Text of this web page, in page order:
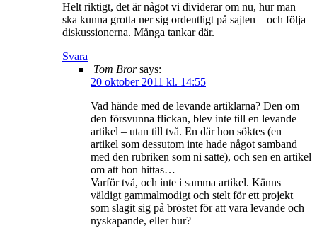
Helt riktigt, det är något vi dividerar om nu, hur man
ska kunna grotta ner sig ordentligt på sajten – och följa
diskussionerna. Många tankar där.
Svara
Tom Bror says:
20 oktober 2011 kl. 14:55
Vad hände med de levande artiklarna? Den om
den försvunna flickan, blev inte till en levande
artikel – utan till två. En där hon söktes (en
artikel som dessutom inte hade något samband
med den rubriken som ni satte), och sen en artikel
om att hon hittas…
Varför två, och inte i samma artikel. Känns
väldigt gammalmodigt och stelt för ett projekt
som slagit sig på bröstet för att vara levande och
nyskapande, eller hur?